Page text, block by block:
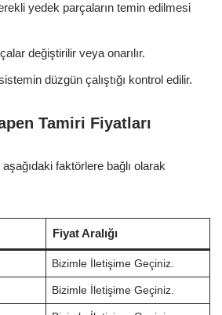
yedek parçaların temin edilmesi
değiştirilir veya onarılır.
düzgün çalıştığı kontrol edilir.
Tamiri Fiyatları
faktörlere bağlı olarak
Fiyat Aralığı
Bizimle İletişime Geçiniz.
Bizimle İletişime Geçiniz.